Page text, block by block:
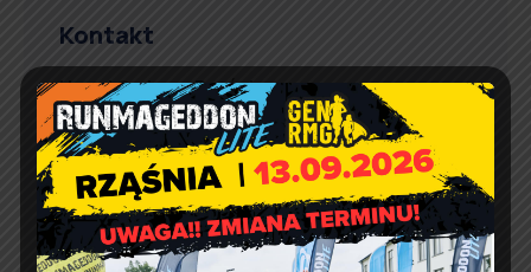
Kontakt
Urząd Gminy w Rząśni
ul. 1 Maja 37
98 – 332 Rząśnia
e-doręczenia:AE:PL-57726-56911-GBSAJ-23
adres email:gmina@rzasnia.pl